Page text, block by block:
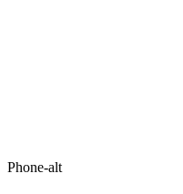
Phone-alt